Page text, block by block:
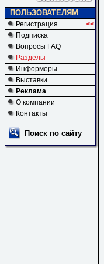
ПОЛЬЗОВАТЕЛЯМ
Регистрация
<<
Подписка
Вопросы FAQ
Разделы
Информеры
Выставки
Реклама
О компании
Контакты
Поиск по сайту